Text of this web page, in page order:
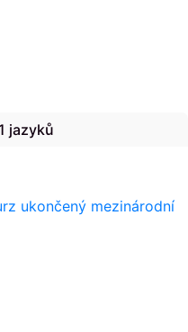
jazyků
ukončený mezinárodní